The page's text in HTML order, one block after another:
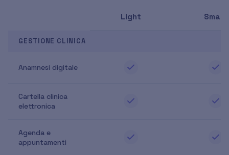
Light Smart
GESTIONE CLINICA
Anamnesi digitale
Cartella clinica
elettronica
Agenda e
appuntamenti